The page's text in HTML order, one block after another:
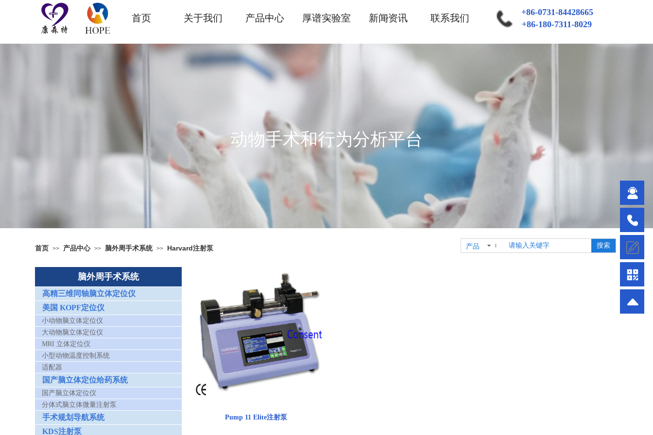
+86-0731-84428665
首页 关于我们 产品中心 厚谱实验室 新闻资讯 联系我们
+86-180-7311-8029
动物手术平台
动物手术和行为分析平台
产品 搜索
首页 >> 产品中心 >> 脑外周手术系统 >> Harvard注射泵
脑外周手术系统
高精三维同轴脑立体定位仪
美国 KOPF定位仪
小动物脑立体定位仪
大动物脑立体定位仪
MRI 立体定位仪
小型动物温度控制系统
适配器
国产脑立体定位给药系统
国产脑立体定位仪
分体式脑立体微量注射泵
手术规划导航系统
KDS注射泵
Pump 11 Elite注射泵